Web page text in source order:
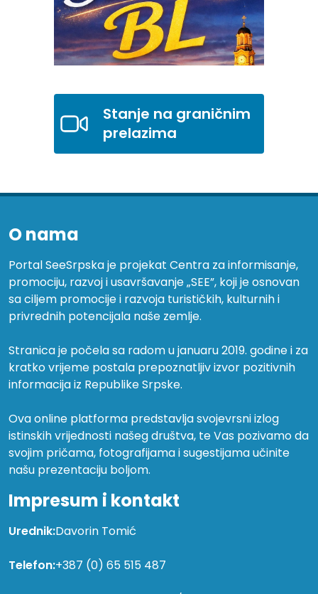
Stanje na graničnim
prelazima
O nama
Portal SeeSrpska je projekat Centra za informisanje,
promociju, razvoj i usavršavanje „SEE”, koji je osnovan
sa ciljem promocije i razvoja turističkih, kulturnih i
privrednih potencijala naše zemlje.
Stranica je počela sa radom u januaru 2019. godine i za
kratko vrijeme postala prepoznatljiv izvor pozitivnih
informacija iz Republike Srpske.
Ova online platforma predstavlja svojevrsni izlog
istinskih vrijednosti našeg društva, te Vas pozivamo da
svojim pričama, fotografijama i sugestijama učinite
našu prezentaciju boljom.
Impresum i kontakt
Urednik:Davorin Tomić
Telefon:+387 (0) 65 515 487